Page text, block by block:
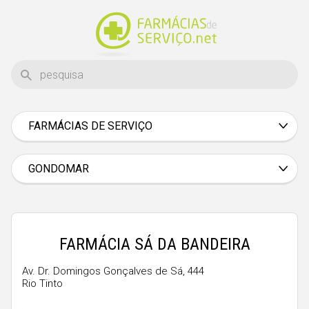
FARMÁCIAS DE SERVIÇO
Braga
Bragança
Castelo Branco
Évora
GONDOMAR
FARMÁCIA SÁ DA BANDEIRA
Av. Dr. Domingos Gonçalves de Sá, 444
Rio Tinto